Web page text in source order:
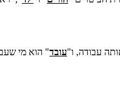
עבודה, ו"עובד" הוא מי